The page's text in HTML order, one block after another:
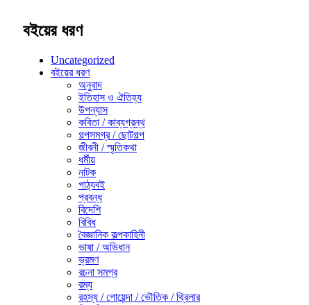
বইয়ের ধরণ
Uncategorized
বইয়ের ধরণ
অনুবাদ
ইতিহাস ও ঐতিহ্য
উপন্যাস
কবিতা / কাব্যগ্রন্থ
গল্পসমগ্র / ছোটগল্প
জীবনী / স্মৃতিকথা
ধর্মীয়
নাটক
পাঠ্যবই
প্রবন্ধ
বিদেশি
বিবিধ
বৈজ্ঞানিক কল্পকাহিনী
ভাষা / অভিধান
ভ্রমণ
রচনা সমগ্র
রম্য
রহস্য / গোয়েন্দা / ভৌতিক / থ্রিলার